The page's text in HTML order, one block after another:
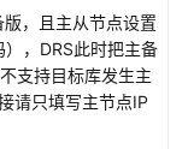
，且主从节点设置
，DRS此时把主备
支持目标库发生主
请只填写主节点IP